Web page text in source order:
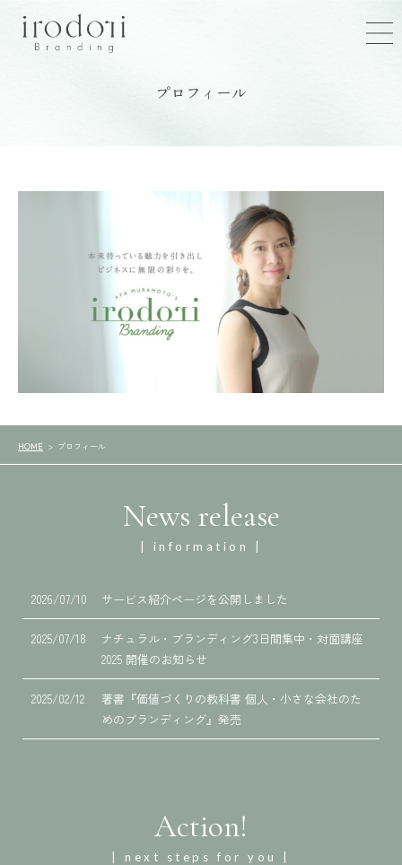
プロフィール
HOME プロフィール
News release
| information |
2026/07/10 サービス紹介ページを公開しました
2025/07/18
ナチュラル・ブランディング3日間集中・対面講座
2025 開催のお知らせ
2025/02/12
著書『価値づくりの教科書 個人・小さな会社のた
めのブランディング』発売
Action!
| next steps for you |